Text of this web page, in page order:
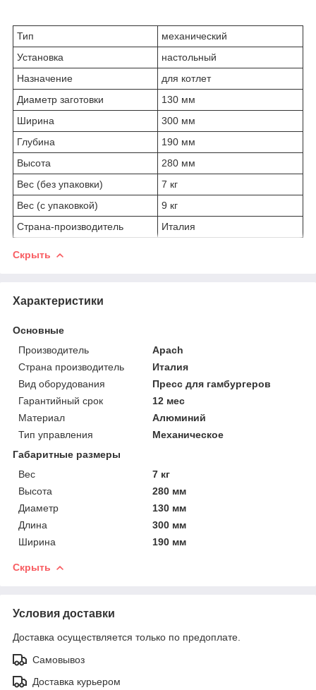
Тип
механический
Установка
настольный
Назначение
для котлет
Диаметр заготовки
130 мм
Ширина
300 мм
Глубина
190 мм
Высота
280 мм
Вес (без упаковки)
7 кг
Вес (с упаковкой)
9 кг
Страна-производитель
Италия
Скрыть
Характеристики
Основные
Производитель
Apach
Страна производитель
Италия
Вид оборудования
Пресс для гамбургеров
Гарантийный срок
12 мес
Материал
Алюминий
Тип управления
Механическое
Габаритные размеры
Вес
7 кг
Высота
280 мм
Диаметр
130 мм
Длина
300 мм
Ширина
190 мм
Скрыть
Условия доставки
Доставка осуществляется только по предоплате.
Самовывоз
Доставка курьером